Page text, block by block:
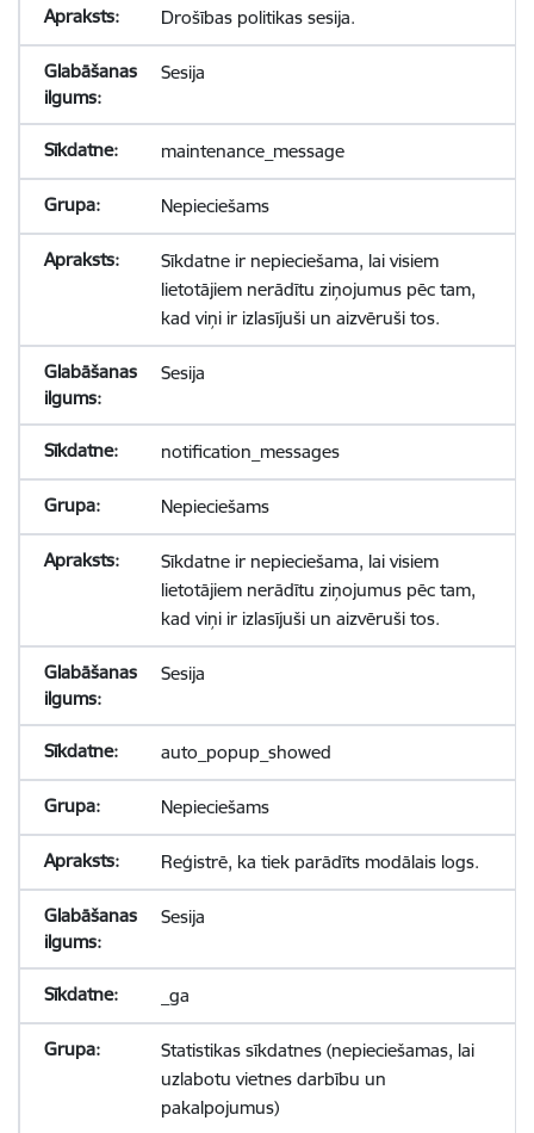
Drošības politikas sesija.
Sesija
maintenance_message
Nepieciešams
Sīkdatne ir nepieciešama, lai visiem
lietotājiem nerādītu ziņojumus pēc tam,
kad viņi ir izlasījuši un aizvēruši tos.
Sesija
notification_messages
Nepieciešams
Sīkdatne ir nepieciešama, lai visiem
lietotājiem nerādītu ziņojumus pēc tam,
kad viņi ir izlasījuši un aizvēruši tos.
Sesija
auto_popup_showed
Nepieciešams
Reģistrē, ka tiek parādīts modālais logs.
Sesija
_ga
Statistikas sīkdatnes (nepieciešamas, lai
uzlabotu vietnes darbību un
pakalpojumus)